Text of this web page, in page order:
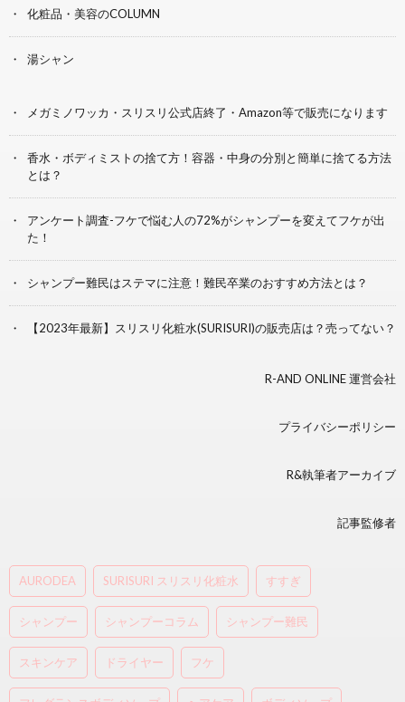
化粧品・美容のCOLUMN
湯シャン
メガミノワッカ・スリスリ公式店終了・Amazon等で販売になります
香水・ボディミストの捨て方！容器・中身の分別と簡単に捨てる方法
とは？
アンケート調査-フケで悩む人の72%がシャンプーを変えてフケが出
た！
シャンプー難民はステマに注意！難民卒業のおすすめ方法とは？
【2023年最新】スリスリ化粧水(SURISURI)の販売店は？売ってない？
R-AND ONLINE 運営会社
プライバシーポリシー
R&執筆者アーカイブ
記事監修者
AURODEA SURISURI スリスリ化粧水 すすぎ
シャンプー シャンプーコラム シャンプー難民
スキンケア ドライヤー フケ